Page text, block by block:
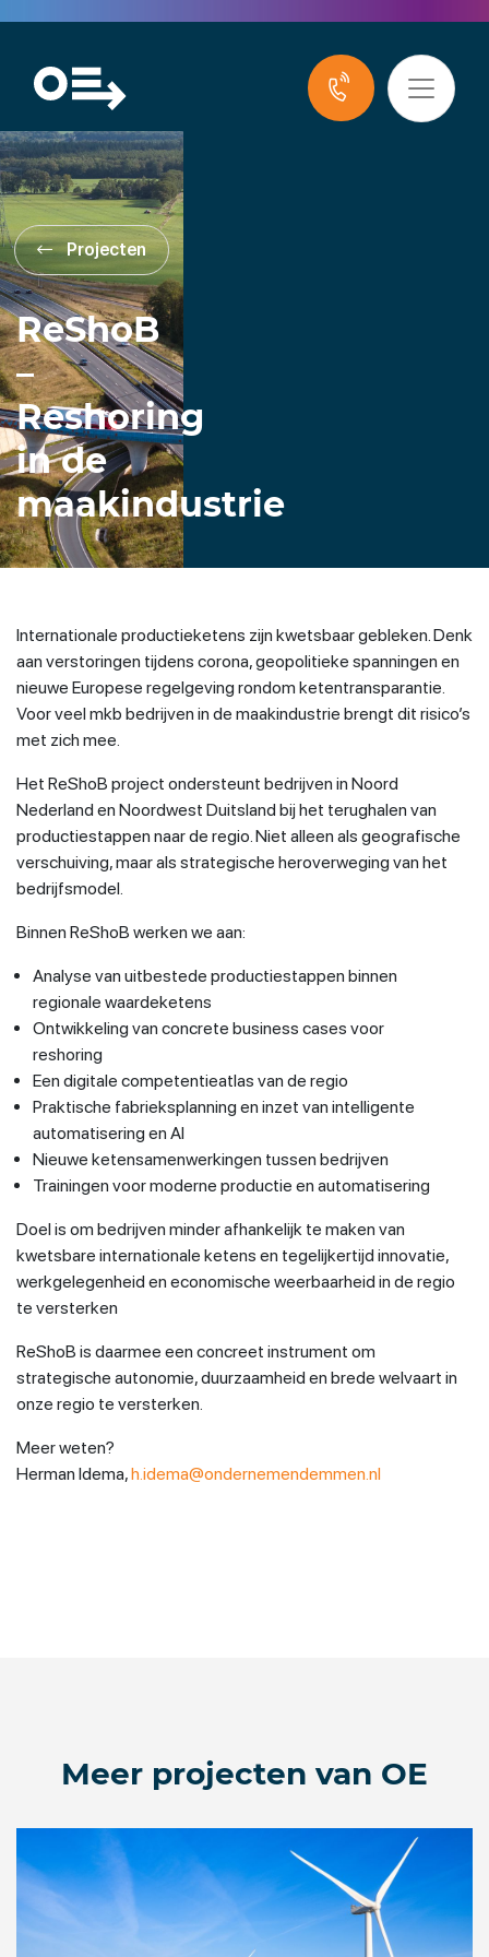
Projecten
ReShoB
–
Reshoring
in de
maakindustrie
Internationale productieketens zijn kwetsbaar gebleken. Denk
aan verstoringen tijdens corona, geopolitieke spanningen en
nieuwe Europese regelgeving rondom ketentransparantie.
Voor veel mkb bedrijven in de maakindustrie brengt dit risico’s
met zich mee.
Het ReShoB project ondersteunt bedrijven in Noord
Nederland en Noordwest Duitsland bij het terughalen van
productiestappen naar de regio. Niet alleen als geografische
verschuiving, maar als strategische heroverweging van het
bedrijfsmodel.
Binnen ReShoB werken we aan:
Analyse van uitbestede productiestappen binnen
regionale waardeketens
Ontwikkeling van concrete business cases voor
reshoring
Een digitale competentieatlas van de regio
Praktische fabrieksplanning en inzet van intelligente
automatisering en AI
Nieuwe ketensamenwerkingen tussen bedrijven
Trainingen voor moderne productie en automatisering
Doel is om bedrijven minder afhankelijk te maken van
kwetsbare internationale ketens en tegelijkertijd innovatie,
werkgelegenheid en economische weerbaarheid in de regio
te versterken
ReShoB is daarmee een concreet instrument om
strategische autonomie, duurzaamheid en brede welvaart in
onze regio te versterken.
Meer weten?
Herman Idema,h.idema@ondernemendemmen.nl
Meer projecten van OE